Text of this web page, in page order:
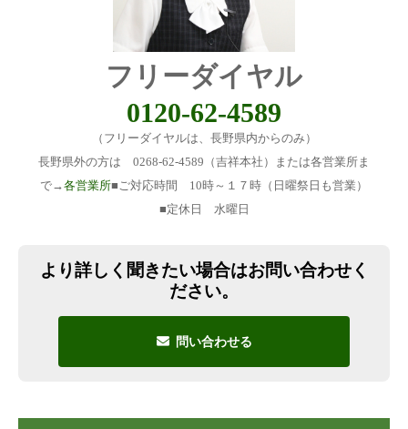
フリーダイヤル
0120-62-4589
（フリーダイヤルは、長野県内からのみ）
長野県外の方は 0268-62-4589（吉祥本社）または各営業所ま
で→各営業所■ご対応時間 10時～１７時（日曜祭日も営業）
■定休日 水曜日
より詳しく聞きたい場合はお問い合わせく
ださい。
問い合わせる